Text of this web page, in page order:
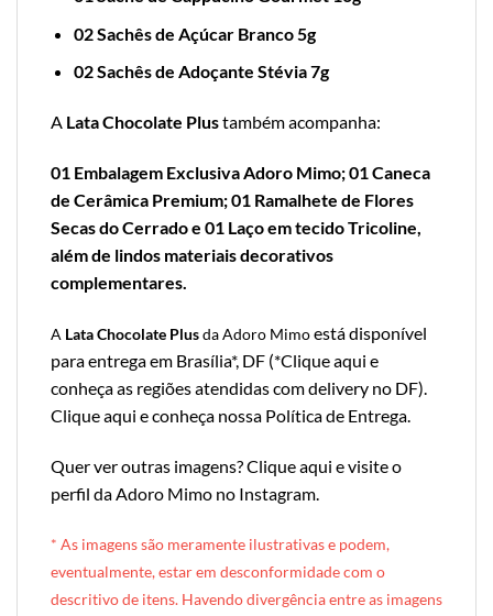
02 Sachês de Açúcar Branco 5g
02 Sachês de Adoçante Stévia 7g
A Lata Chocolate Plustambém acompanha:
01 Embalagem Exclusiva Adoro Mimo; 01 Caneca
de Cerâmica Premium;01 Ramalhete de Flores
Secas do Cerrado e 01 Laço em tecido Tricoline,
além de lindos materiais decorativos
complementares.
A LataChocolate Plusda Adoro Mimoestá disponível
para entrega em Brasília*, DF (*Clique aqui e
conheça as regiões atendidas com delivery no DF).
Clique aqui e conheça nossa Política de Entrega
Quer ver outras imagens?Clique aqui e visite o
perfil da Adoro Mimo no Instagram
* As imagens são meramente ilustrativas e podem,
eventualmente, estar em desconformidade com o
descritivo de itens. Havendo divergência entre as imagens